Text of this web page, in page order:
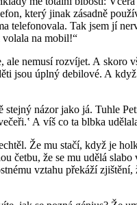
který jinak zásadně
telefonovala. Tak jsem jí
na mobil!“
nemusí rozvíjet. A
jsou úplný debilové. A
názor jako já. Tuhle
A víš co ta blbka
Že mu stačí, když je
četbu, že se mu udělá
vztahu překáží